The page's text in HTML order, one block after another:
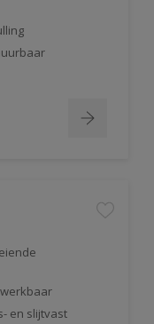
en slijtvast